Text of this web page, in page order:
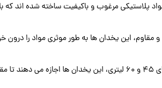
پلاستیکی مرغوب و باکیفیت ساخته شده‌ اند که
مقاوم، این یخدان‌ ها به طور موثری مواد را
با ظرفیت‌ های 45 و 60 لیتری، این یخدان‌ ها اجازه